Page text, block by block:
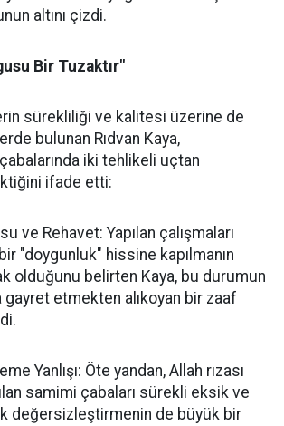
altını çizdi.
Bir Tuzaktır"
sürekliliği ve kalitesi üzerine de
bulunan Rıdvan Kaya,
iki tehlikeli uçtan
ifade etti:
ve Rehavet: Yapılan çalışmaları
"doygunluk" hissine kapılmanın
olduğunu belirten Kaya, bu durumun
gayret etmekten alıkoyan bir zaaf
Yanlışı: Öte yandan, Allah rızası
samimi çabaları sürekli eksik ve
değersizleştirmenin de büyük bir